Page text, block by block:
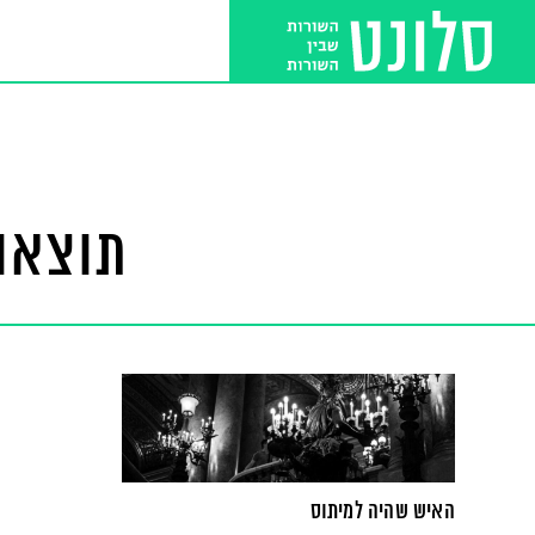
האיש שהיה למיתוס